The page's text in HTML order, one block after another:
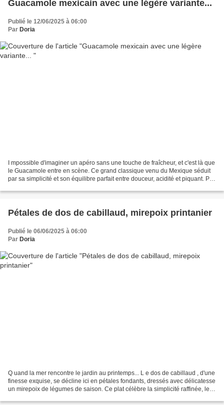
Guacamole mexicain avec une légère variante...
Publié le 12/06/2025 à 06:00
Par Doria
I mpossible d'imaginer un apéro sans une touche de fraîcheur, et c'est là que
le Guacamole entre en scène. Ce grand classique venu du Mexique séduit
par sa simplicité et son équilibre parfait entre douceur, acidité et piquant. P
Pétales de dos de cabillaud, mirepoix printanier
Publié le 06/06/2025 à 06:00
Par Doria
Q uand la mer rencontre le jardin au printemps... L e dos de cabillaud , d'une
finesse exquise, se décline ici en pétales fondants, dressés avec délicatesse
un mirepoix de légumes de saison. Ce plat célèbre la simplicité raffinée, le